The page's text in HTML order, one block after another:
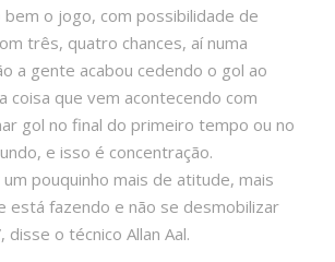
bem o jogo, com possibilidade de
três, quatro chances, aí numa
a gente acabou cedendo o gol ao
coisa que vem acontecendo com
gol no final do primeiro tempo ou no
e isso é concentração.
pouquinho mais de atitude, mais
está fazendo e não se desmobilizar
disse o técnico Allan Aal.